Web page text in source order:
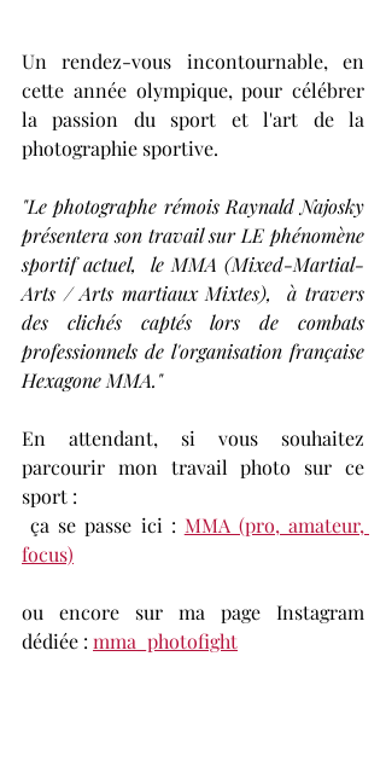
Un rendez-vous incontournable, en
cette année olympique, pour célébrer
la passion du sport et l'art de la
photographie sportive.
"Le photographe rémois Raynald Najosky
présentera son travail sur LE phénomène
sportif actuel,  le MMA (Mixed-Martial-
Arts / Arts martiaux Mixtes),  à travers
des clichés captés lors de combats
professionnels de l'organisation française
Hexagone MMA."
En attendant, si vous souhaitez
parcourir mon travail photo sur ce
sport :
ça se passe ici : MMA (pro, amateur,
focus)
ou encore sur ma page Instagram
dédiée : mma_photofight